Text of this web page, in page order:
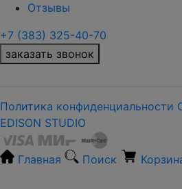
Отзывы
+7 (383) 325-40-70
заказать звонок
Политика конфиденциальности
EDISON STUDIO
Главная Поиск